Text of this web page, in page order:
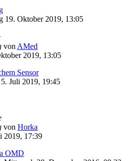
19. Oktober 2019, 13:05
von AMed
2019, 13:05
Sensor
Juli 2019, 19:45
von Horka
2019, 17:39
OMD